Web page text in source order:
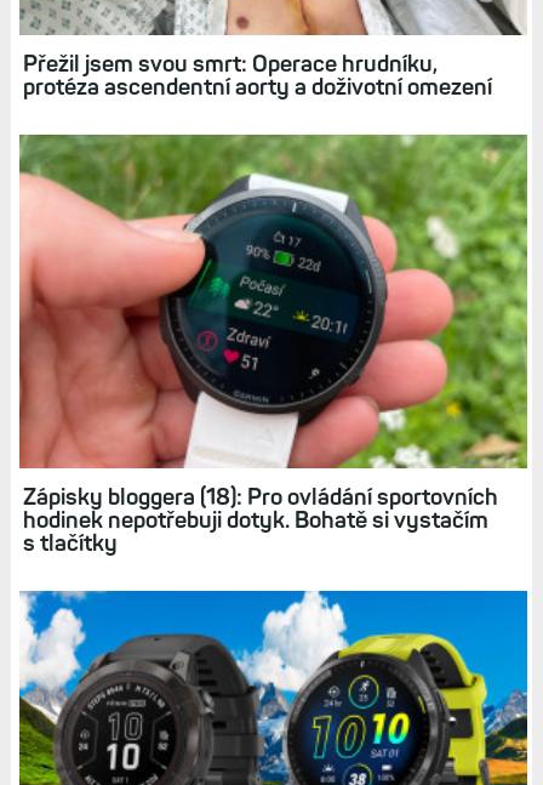
Přežil jsem svou smrt: Operace hrudníku,
protéza ascendentní aorty a doživotní omezení
Zápisky bloggera (18): Pro ovládání sportovních
hodinek nepotřebuji dotyk. Bohatě si vystačím
s tlačítky